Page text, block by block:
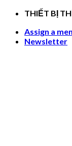
Skip
content
THIẾT BỊ
Assign a
Newsletter